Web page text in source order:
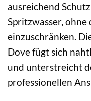
ausreichend
Spritzwasser,
einzuschränken.
Dove fügt sich
und unterstreicht
professionellen